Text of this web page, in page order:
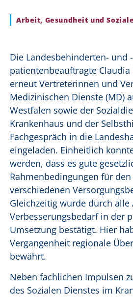
Arbeit, Gesundheit und
Die Landesbehinderten- und -
patientenbeauftragte
erneut Vertreterinnen und
Medizinischen Dienste (MD)
Westfalen sowie der
Krankenhaus und der
Fachgespräch in die
eingeladen. Einheitlich
werden, dass es gute
Rahmenbedingungen für
verschiedenen
Gleichzeitig wurde durch alle
Verbesserungsbedarf in der
Umsetzung bestätigt. Hier
Vergangenheit regionale
bewährt.
Neben fachlichen Impulsen
des Sozialen Dienstes im